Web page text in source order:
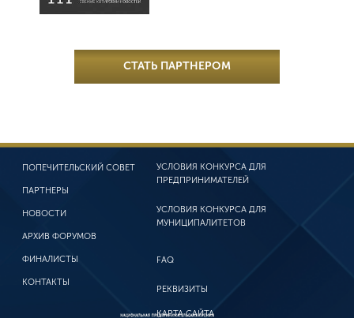
СТАТЬ ПАРТНЕРОМ
ПОПЕЧИТЕЛЬСКИЙ СОВЕТ
ПАРТНЕРЫ
НОВОСТИ
АРХИВ ФОРУМОВ
ФИНАЛИСТЫ
КОНТАКТЫ
УСЛОВИЯ КОНКУРСАДЛЯ
ПРЕДПРИНИМАТЕЛЕЙ
УСЛОВИЯ КОНКУРСАДЛЯ
МУНИЦИПАЛИТЕТОВ
FAQ
РЕКВИЗИТЫ
КАРТА САЙТА